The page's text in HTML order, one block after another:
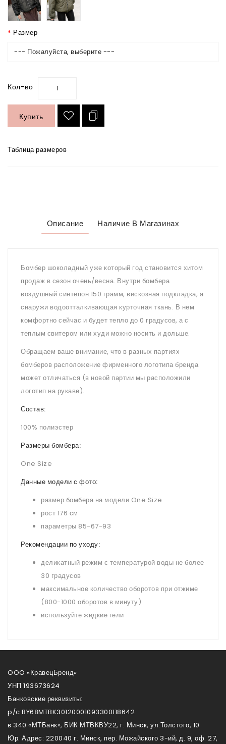
Размер
--- Пожалуйста, выберите ---
Кол-во
Купить
Таблица размеров
Описание Наличие В Магазинах
Бомбер шоколадный уже который год становится хитом
продаж в сезон очень/весна. Внутри бомбера
воздушный синтепон 150 грамм, вискозная подкладка, а
снаружи водоотталкивающая курточная ткань. В нем
комфортно сейчас и будет тепло до 0 градусов, а с
теплым свитером или худи можно носить и дольше.
Обращаем ваше внимание, что в разных партиях
бомберов расположение фирменного логотипа бренда
может отличаться (в новой партии мы расположили
логотип на рукаве).
Состав:
100% полиэстер
Размеры бомбера:
One Size
Данные модели с фото:
размер бомбера на модели One Size
рост 176 см
параметры 85-67-93
Рекомендации по уходу:
деликатный режим с температурой воды не более
30 градусов
максимальное количество оборотов при отжиме
(800-1000 оборотов в минуту)
используйте жидкие гели
OOO «КравецБренд»
УНП 193673624
Банковские реквизиты:
p/c BY68MTBK30120001093300118642
в 340 «МТБанк», БИК МТВКВУ22, г. Минск, ул.Толстого, 10
Юр. Адрес: 220040 г. Минск, пер. Можайского 3-ий, д. 9, оф. 27,